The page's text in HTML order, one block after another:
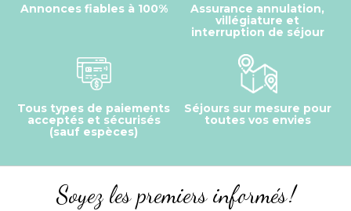
Annonces fiables à 100%
Assurance annulation,
villégiature et
interruption de séjour
Tous types de paiements
acceptés et sécurisés
(sauf espèces)
Séjours sur mesure pour
toutes vos envies
Soyez les premiers informés !